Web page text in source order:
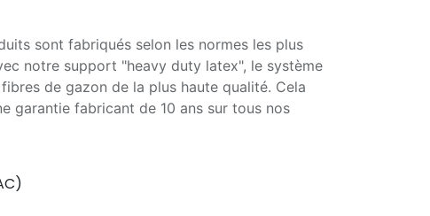
sont fabriqués selon les normes les plus
notre support "heavy duty latex", le système
de gazon de la plus haute qualité. Cela
garantie fabricant de 10 ans sur tous nos